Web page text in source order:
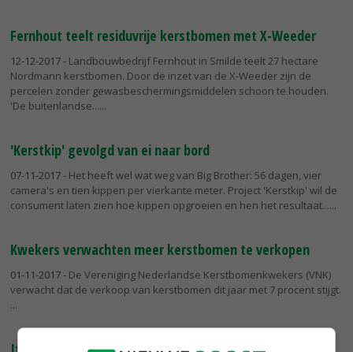
Fernhout teelt residuvrije kerstbomen met X-Weeder
12-12-2017- Landbouwbedrijf Fernhout in Smilde teelt 27 hectare
Nordmann kerstbomen. Door de inzet van de X-Weeder zijn de
percelen zonder gewasbeschermingsmiddelen schoon te houden.
'De buitenlandse...
'Kerstkip' gevolgd van ei naar bord
07-11-2017- Het heeft wel wat weg van Big Brother: 56 dagen, vier
camera's en tien kippen per vierkante meter. Project 'Kerstkip' wil de
consument laten zien hoe kippen opgroeien en hen het resultaat...
Kwekers verwachten meer kerstbomen te verkopen
01-11-2017- De Vereniging Nederlandse Kerstbomenkwekers (VNK)
verwacht dat de verkoop van kerstbomen dit jaar met 7 procent stijgt.